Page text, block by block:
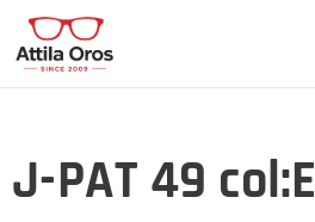
J-PAT 49 col:E